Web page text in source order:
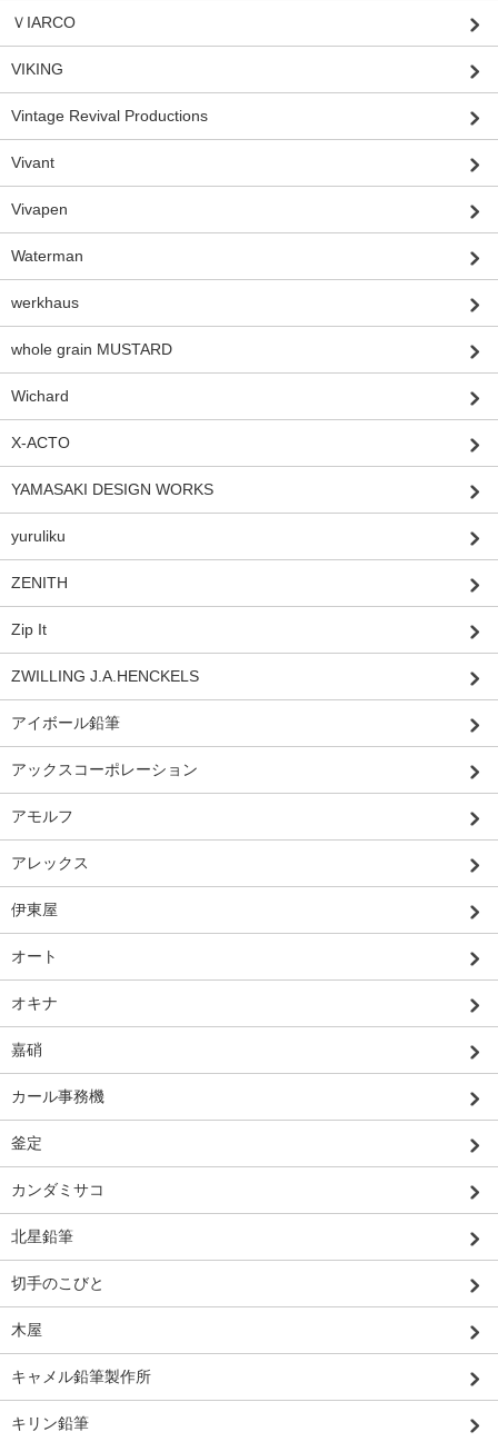
ＶIARCO
VIKING
Vintage Revival Productions
Vivant
Vivapen
Waterman
werkhaus
whole grain MUSTARD
Wichard
X-ACTO
YAMASAKI DESIGN WORKS
yuruliku
ZENITH
Zip It
ZWILLING J.A.HENCKELS
アイボール鉛筆
アックスコーポレーション
アモルフ
アレックス
伊東屋
オート
オキナ
嘉硝
カール事務機
釜定
カンダミサコ
北星鉛筆
切手のこびと
木屋
キャメル鉛筆製作所
キリン鉛筆